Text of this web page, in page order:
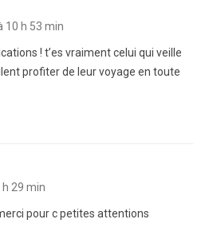
10 h 53 min
! t’es vraiment celui qui veille
profiter de leur voyage en toute
29 min
pour c petites attentions